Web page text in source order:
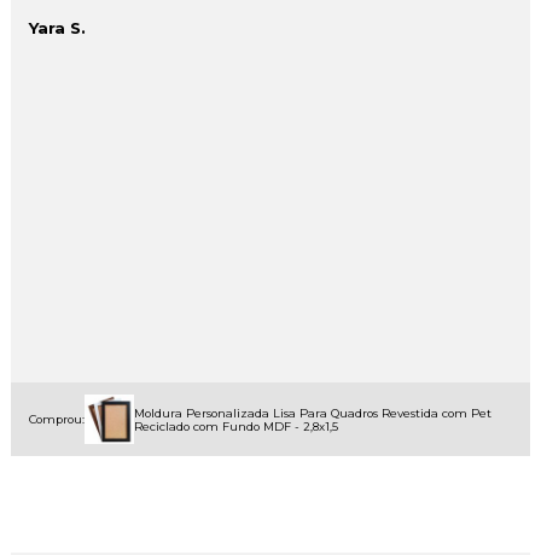
Yara S.
Comprou:
Moldura Personalizada Lisa Para Quadros Revestida com Pet
Reciclado com Fundo MDF - 2,8x1,5